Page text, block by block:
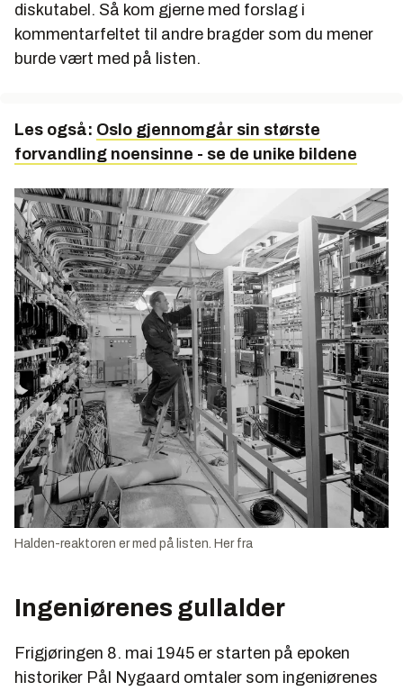
diskutabel. Så kom gjerne med forslag i
kommentarfeltet til andre bragder som du mener
burde vært med på listen.
Les også: Oslo gjennomgår sin største
forvandling noensinne - se de unike bildene
Halden-reaktoren er med på listen. Her fra
Ingeniørenes gullalder
Frigjøringen 8. mai 1945 er starten på epoken
historiker Pål Nygaard omtaler som ingeniørenes